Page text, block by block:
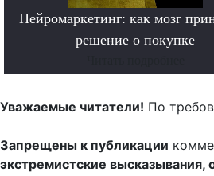
Нейромаркетинг: как мозг
решение о покупке
Уважаемые читатели! По
Запрещены к публикации
экстремистские высказывания,